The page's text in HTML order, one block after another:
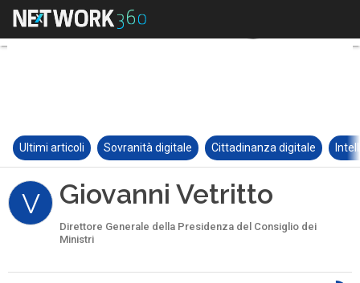
Ultimi articoli Sovranità digitale Cittadinanza digitale
V Giovanni Vetritto
Direttore Generale della Presidenza del Consiglio dei
Ministri